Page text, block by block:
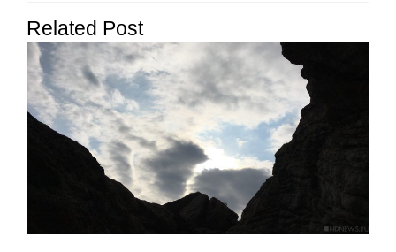
записям
запись:
запись:
Related Post